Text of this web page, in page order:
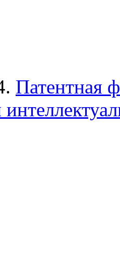
Патентная